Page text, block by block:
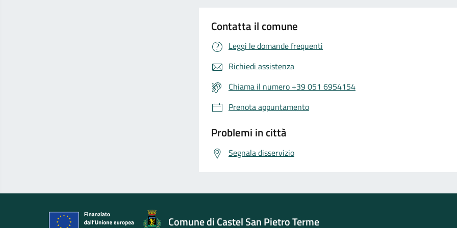
Contatta il comune
Leggi le domande frequenti
Richiedi assistenza
Chiama il numero +39 051 6954154
Prenota appuntamento
Problemi in città
Segnala disservizio
Comune di Castel San Pietro Terme